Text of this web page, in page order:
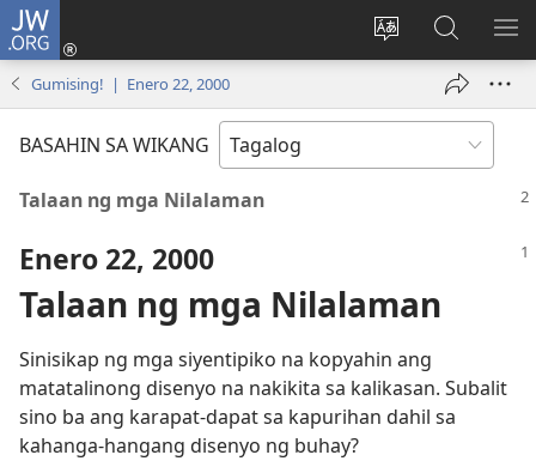
JW.ORG
Baguhin
ng
Mag-
log
bubukas
sa
JW.ORG
Gumising! | Enero 22, 2000
BASAHIN SA WIKANG
Talaan ng mga Nilalaman
Enero 22, 2000
Talaan ng mga Nilalaman
Sinisikap ng mga siyentipiko na kopyahin ang
matatalinong disenyo na nakikita sa kalikasan. Subalit
sino ba ang karapat-dapat sa kapurihan dahil sa
kahanga-hangang disenyo ng buhay?